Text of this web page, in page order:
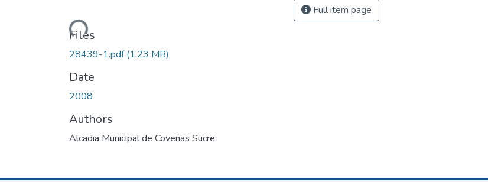
Loading...
Files
28439-1.pdf(1.23 MB)
Date
2008
Authors
Alcadia Municipal de Coveñas Sucre
Full item page